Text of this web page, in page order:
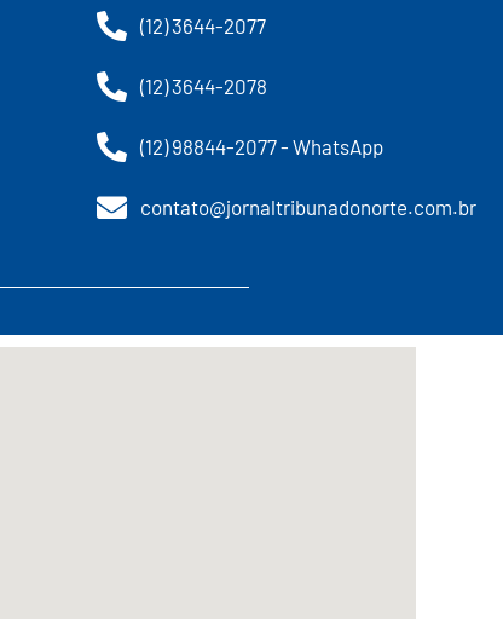
(12) 3644-2077
(12) 3644-2078
(12) 98844-2077 - WhatsApp
contato@jornaltribunadonorte.com.br